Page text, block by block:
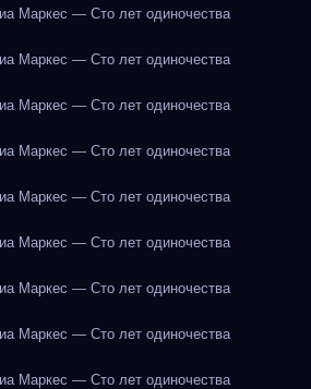
Маркес — Сто лет одиночества
Маркес — Сто лет одиночества
Маркес — Сто лет одиночества
Маркес — Сто лет одиночества
Маркес — Сто лет одиночества
Маркес — Сто лет одиночества
Маркес — Сто лет одиночества
Маркес — Сто лет одиночества
Маркес — Сто лет одиночества